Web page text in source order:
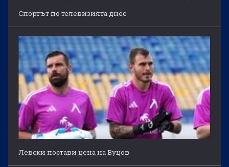
Спортът по телевизията днес
Левски постави цена на Вуцов